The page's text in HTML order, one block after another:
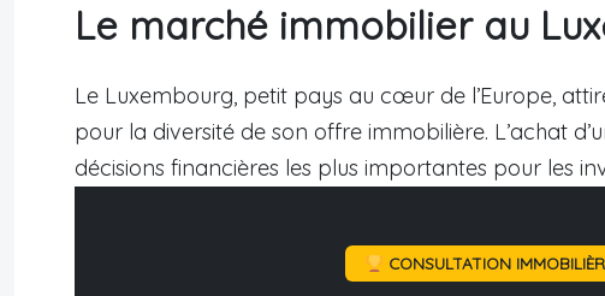
Le marché immobilier au
Le Luxembourg, petit pays au cœur de l’Europe,
pour la diversité de son offre immobilière. L’achat
décisions financières les plus importantes pour les
CONSULTATION